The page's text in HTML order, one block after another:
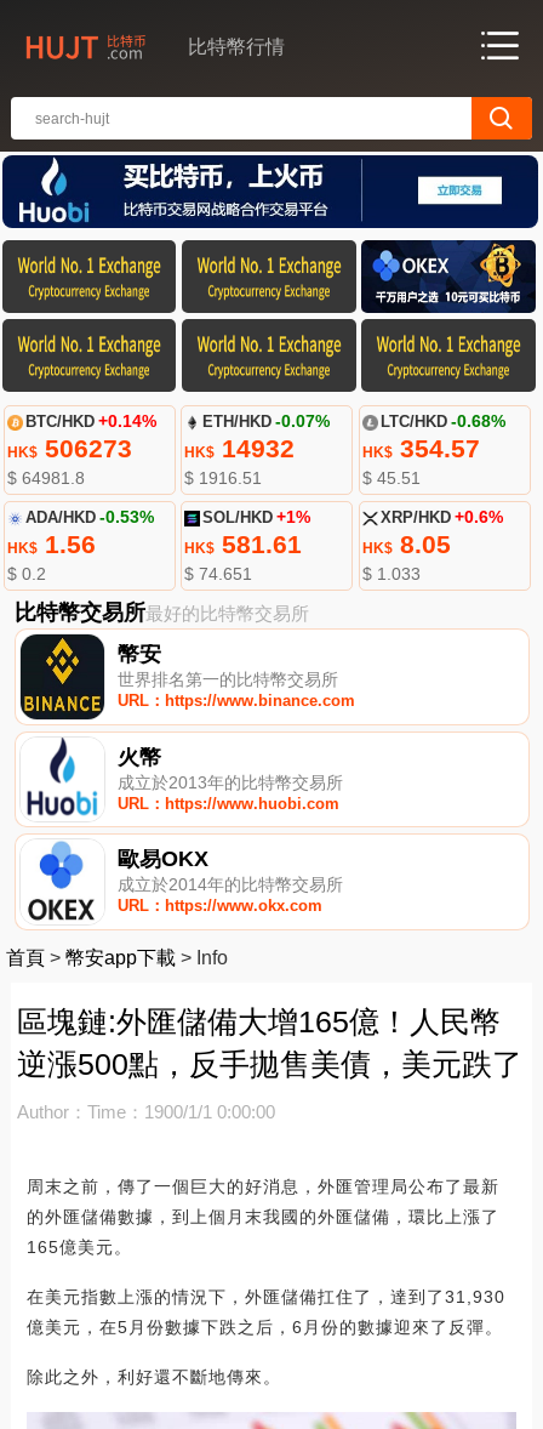
比特幣行情
BTC/HKD +0.14%
HK$506273
$ 64981.8
ETH/HKD -0.07%
HK$ 14932
$ 1916.51
LTC/HKD -0.68%
HK$354.57
$ 45.51
ADA/HKD -0.53%
HK$1.56
$ 0.2
SOL/HKD +1%
HK$ 581.61
$ 74.651
XRP/HKD +0.6%
HK$8.05
$ 1.033
比特幣交易所最好的比特幣交易所
幣安
世界排名第一的比特幣交易所
URL：https://www.binance.com
火幣
成立於2013年的比特幣交易所
URL：https://www.huobi.com
歐易OKX
成立於2014年的比特幣交易所
URL：https://www.okx.com
首頁 > 幣安app下載 > Info
區塊鏈:外匯儲備大增165億！人民幣
逆漲500點，反手拋售美債，美元跌了
Author： Time：1900/1/1 0:00:00
周末之前，傳了一個巨大的好消息，外匯管理局公布了最新
的外匯儲備數據，到上個月末我國的外匯儲備，環比上漲了
165億美元。
在美元指數上漲的情況下，外匯儲備扛住了，達到了31,930
億美元，在5月份數據下跌之后，6月份的數據迎來了反彈。
除此之外，利好還不斷地傳來。